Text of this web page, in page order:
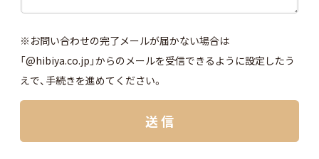
※お問い合わせの完了メールが届かない場合は
「@hibiya.co.jp」からのメールを受信できるように設定したう
えで、手続きを進めてください。